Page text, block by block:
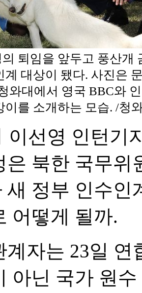
퇴임을 앞두고 풍산개
계 대상이 됐다. 사진은
와대에서 영국 BBC와
이를 소개하는 모습. /청
이선영 인턴기
은 북한 국무위
새 정부 인수인
어떻게 될까.
계자는 23일
아닌 국가 원